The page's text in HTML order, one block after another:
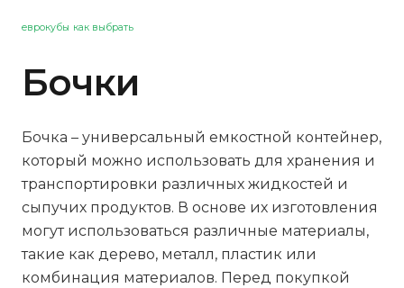
еврокубы как выбрать
Бочки
Бочка – универсальный емкостной контейнер,
который можно использовать для хранения и
транспортировки различных жидкостей и
сыпучих продуктов. В основе их изготовления
могут использоваться различные материалы,
такие как дерево, металл, пластик или
комбинация материалов. Перед покупкой